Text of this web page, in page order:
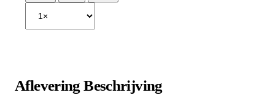
Aflevering Beschrijving